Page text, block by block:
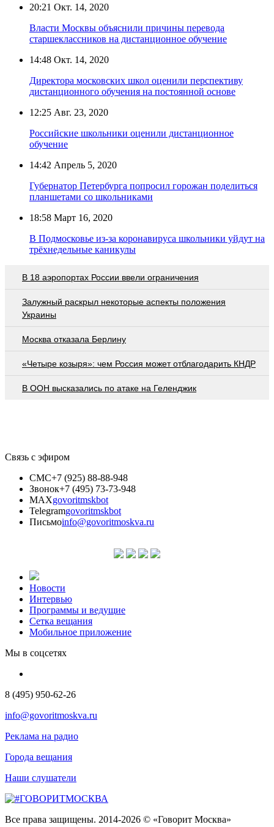
20:21 Окт. 14, 2020
Власти Москвы объяснили причины перевода
старшеклассников на дистанционное обучение
14:48 Окт. 14, 2020
Директора московских школ оценили перспективу
дистанционного обучения на постоянной основе
12:25 Авг. 23, 2020
Российские школьники оценили дистанционное
обучение
14:42 Апрель 5, 2020
Губернатор Петербурга попросил горожан поделиться
планшетами со школьниками
18:58 Март 16, 2020
В Подмосковье из-за коронавируса школьники уйдут на
трёхнедельные каникулы
В 18 аэропортах России ввели ограничения
Залужный раскрыл некоторые аспекты положения
Украины
Москва отказала Берлину
«Четыре козыря»: чем Россия может отблагодарить КНДР
В ООН высказались по атаке на Геленджик
Связь с эфиром
СМС+7 (925) 88-88-948
Звонок+7 (495) 73-73-948
MAXgovoritmskbot
Telegramgovoritmskbot
Письмоinfo@govoritmoskva.ru
Новости
Интервью
Программы и ведущие
Сетка вещания
Мобильное приложение
Мы в соцсетях
8 (495) 950-62-26
info@govoritmoskva.ru
Реклама на радио
Города вещания
Наши слушатели
Все права защищены. 2014-2026 © «Говорит Москва»